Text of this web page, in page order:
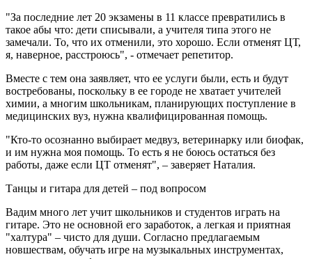
"За последние лет 20 экзамены в 11 классе превратились в
такое абы что: дети списывали, а учителя типа этого не
замечали. То, что их отменили, это хорошо. Если отменят ЦТ,
я, наверное, расстроюсь", - отмечает репетитор.
Вместе с тем она заявляет, что ее услуги были, есть и будут
востребованы, поскольку в ее городе не хватает учителей
химии, а многим школьникам, планирующих поступление в
медицинских вуз, нужна квалифицированная помощь.
"Кто-то осознанно выбирает медвуз, ветеринарку или биофак,
и им нужна моя помощь. То есть я не боюсь остаться без
работы, даже если ЦТ отменят", – заверяет Наталия.
Танцы и гитара для детей – под вопросом
Вадим много лет учит школьников и студентов играть на
гитаре. Это не основной его заработок, а легкая и приятная
"халтура" – чисто для души. Согласно предлагаемым
новшествам, обучать игре на музыкальных инструментах,